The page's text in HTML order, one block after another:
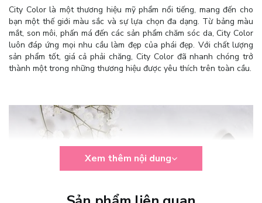
City Color là một thương hiệu mỹ phẩm nổi tiếng, mang đến cho
bạn một thế giới màu sắc và sự lựa chọn đa dạng. Từ bảng màu
mắt, son môi, phấn má đến các sản phẩm chăm sóc da, City Color
luôn đáp ứng mọi nhu cầu làm đẹp của phái đẹp. Với chất lượng
sản phẩm tốt, giá cả phải chăng, City Color đã nhanh chóng trở
thành một trong những thương hiệu được yêu thích trên toàn cầu.
Xem thêm nội dung